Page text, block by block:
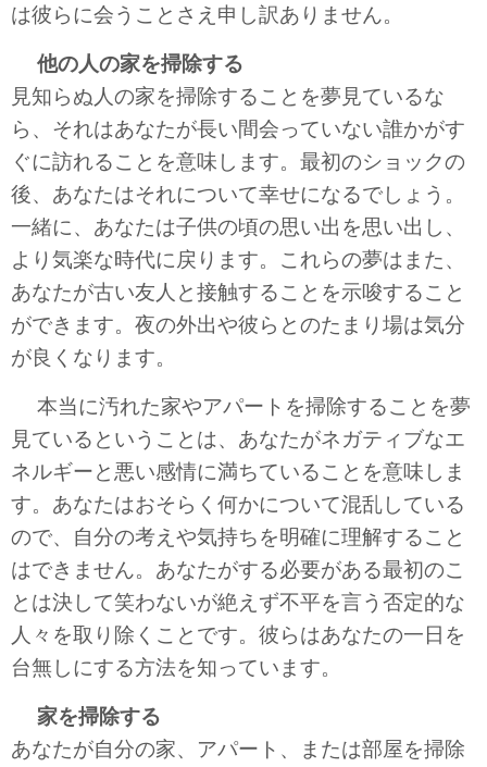
は彼らに会うことさえ申し訳ありません。
他の人の家を掃除する
見知らぬ人の家を掃除することを夢見ているな
ら、それはあなたが長い間会っていない誰かがす
ぐに訪れることを意味します。最初のショックの
後、あなたはそれについて幸せになるでしょう。
一緒に、あなたは子供の頃の思い出を思い出し、
より気楽な時代に戻ります。これらの夢はまた、
あなたが古い友人と接触することを示唆すること
ができます。夜の外出や彼らとのたまり場は気分
が良くなります。
本当に汚れた家やアパートを掃除することを夢
見ているということは、あなたがネガティブなエ
ネルギーと悪い感情に満ちていることを意味しま
す。あなたはおそらく何かについて混乱している
ので、自分の考えや気持ちを明確に理解すること
はできません。あなたがする必要がある最初のこ
とは決して笑わないが絶えず不平を言う否定的な
人々を取り除くことです。彼らはあなたの一日を
台無しにする方法を知っています。
家を掃除する
あなたが自分の家、アパート、または部屋を掃除